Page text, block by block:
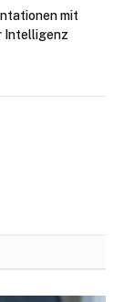
mit
Intelligenz